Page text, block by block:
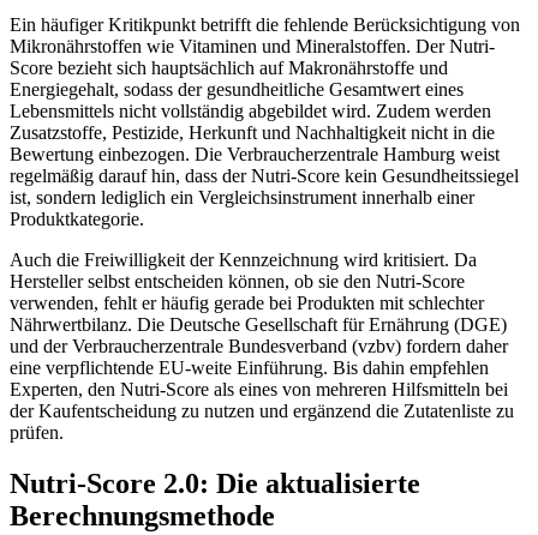
Ein häufiger Kritikpunkt betrifft die fehlende Berücksichtigung von
Mikronährstoffen wie Vitaminen und Mineralstoffen. Der Nutri-
Score bezieht sich hauptsächlich auf Makronährstoffe und
Energiegehalt, sodass der gesundheitliche Gesamtwert eines
Lebensmittels nicht vollständig abgebildet wird. Zudem werden
Zusatzstoffe, Pestizide, Herkunft und Nachhaltigkeit nicht in die
Bewertung einbezogen. Die Verbraucherzentrale Hamburg weist
regelmäßig darauf hin, dass der Nutri-Score kein Gesundheitssiegel
ist, sondern lediglich ein Vergleichsinstrument innerhalb einer
Produktkategorie.
Auch die Freiwilligkeit der Kennzeichnung wird kritisiert. Da
Hersteller selbst entscheiden können, ob sie den Nutri-Score
verwenden, fehlt er häufig gerade bei Produkten mit schlechter
Nährwertbilanz. Die Deutsche Gesellschaft für Ernährung (DGE)
und der Verbraucherzentrale Bundesverband (vzbv) fordern daher
eine verpflichtende EU-weite Einführung. Bis dahin empfehlen
Experten, den Nutri-Score als eines von mehreren Hilfsmitteln bei
der Kaufentscheidung zu nutzen und ergänzend die Zutatenliste zu
prüfen.
Nutri-Score 2.0: Die aktualisierte
Berechnungsmethode